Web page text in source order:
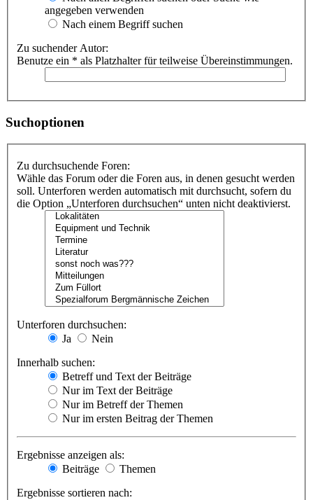
angegeben verwenden
Nach einem Begriff suchen
Zu suchender Autor:
Benutze ein * als Platzhalter für teilweise Übereinstimmungen.
Suchoptionen
Zu durchsuchende Foren:
Wähle das Forum oder die Foren aus, in denen gesucht werden
soll. Unterforen werden automatisch mit durchsucht, sofern du
die Option „Unterforen durchsuchen“ unten nicht deaktivierst.
Unterforen durchsuchen:
Ja
Nein
Innerhalb suchen:
Betreff und Text der Beiträge
Nur im Text der Beiträge
Nur im Betreff der Themen
Nur im ersten Beitrag der Themen
Ergebnisse anzeigen als:
Beiträge
Themen
Ergebnisse sortieren nach: